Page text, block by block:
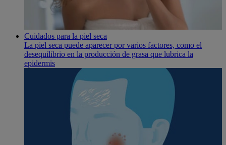
Cuidados para la piel seca
La piel seca puede aparecer por varios factores, como el
desequilibrio en la producción de grasa que lubrica la
epidermis